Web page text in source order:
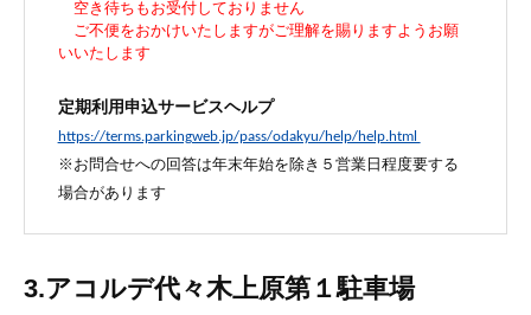
空き待ちもお受付しておりません
ご不便をおかけいたしますがご理解を賜りますようお願
いいたします
定期利用申込サービスヘルプ
https://terms.parkingweb.jp/pass/odakyu/help/help.html
※お問合せへの回答は年末年始を除き５営業日程度要する
場合があります
3.アコルデ代々木上原第１駐車場